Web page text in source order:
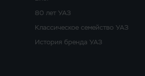
80 лет УАЗ
Классическое семейство УАЗ
История бренда УАЗ